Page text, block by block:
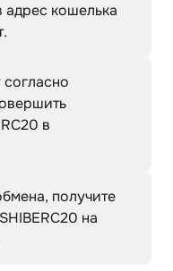
адрес кошелька
в
получите
на